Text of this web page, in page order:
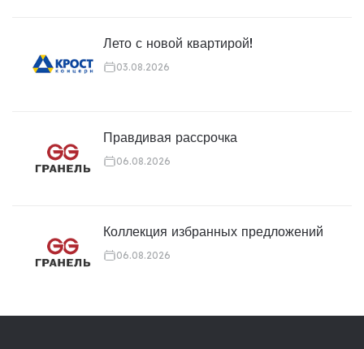
Лето с новой квартирой!
03.08.2026
Правдивая рассрочка
06.08.2026
Коллекция избранных предложений
06.08.2026